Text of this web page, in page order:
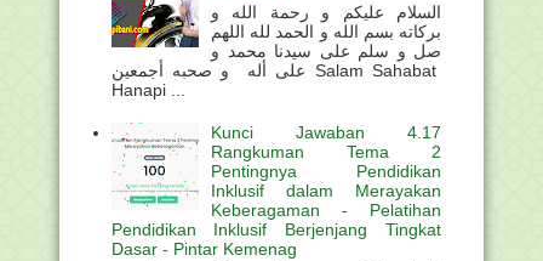
السلام عليكم و رحمة الله و
بركاته بسم الله و الحمد لله اللهم
صل و سلم على سيدنا محمد و
على أله و صحبه أجمعين Salam Sahabat
Hanapi ...
Kunci Jawaban 4.17
Rangkuman Tema 2
Pentingnya Pendidikan
Inklusif dalam Merayakan
Keberagaman - Pelatihan
Pendidikan Inklusif Berjenjang Tingkat
Dasar - Pintar Kemenag